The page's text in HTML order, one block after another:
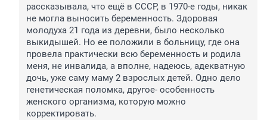
рассказывала, что ещё в СССР, в 1970-е годы, никак
не могла выносить беременность. Здоровая
молодуха 21 года из деревни, было несколько
выкидышей. Но ее положили в больницу, где она
провела практически всю беременность и родила
меня, не инвалида, а вполне, надеюсь, адекватную
дочь, уже саму маму 2 взрослых детей. Одно дело
генетическая поломка, другое- особенность
женского организма, которую можно
корректировать.